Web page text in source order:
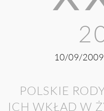
10/09/2009
POLSKIE
ICH WKŁAD W